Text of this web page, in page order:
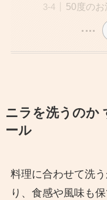
50度の
ニラを洗うのか
ール
料理に合わせて洗
り、食感や風味も